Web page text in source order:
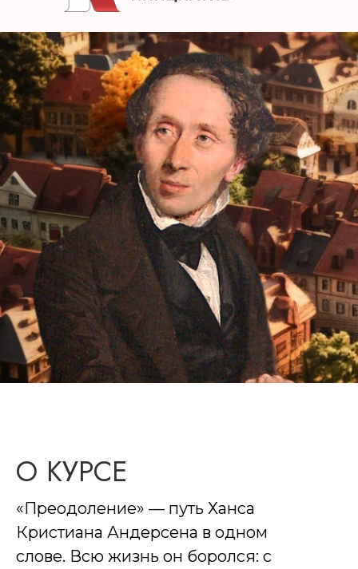
О КУРСЕ
«Преодоление» — путь Ханса
Кристиана Андерсена в одном
слове. Всю жизнь он боролся: с